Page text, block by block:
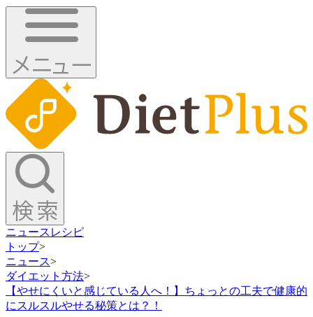
ニュース レシピ
トップ>
ニュース>
ダイエット方法>
【やせにくいと感じている人へ！】ちょっとの工夫で健康的
にスルスルやせる秘策とは？！